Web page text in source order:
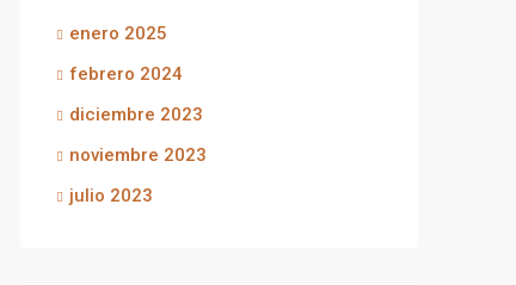
enero 2025
febrero 2024
diciembre 2023
noviembre 2023
julio 2023